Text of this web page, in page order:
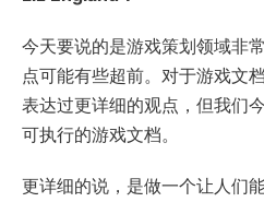
今天要说的是游戏策划领域非
点可能有些超前。对于游戏文
表达过更详细的观点，但我们
可执行的游戏文档。
更详细的说，是做一个让人们